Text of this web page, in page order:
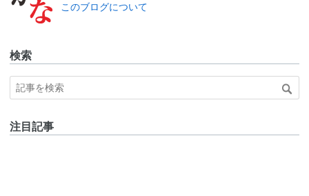
このブログについて
検索
注目記事